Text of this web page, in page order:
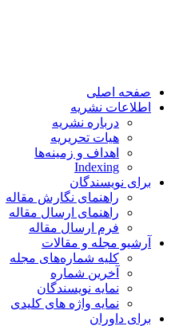
صفحه اصلی
اطلاعات نشریه
درباره نشریه
هیات تحریریه
اهداف و زمینه‌ها
Indexing
برای نویسندگان
راهنمای نگارش مقاله
راهنمای ارسال مقاله
فرم ارسال مقاله
آرشیو مجله و مقالات
کلیه شماره‌های مجله
آخرین شماره
نمایه نویسندگان
نمایه واژه های کلیدی
برای داوران